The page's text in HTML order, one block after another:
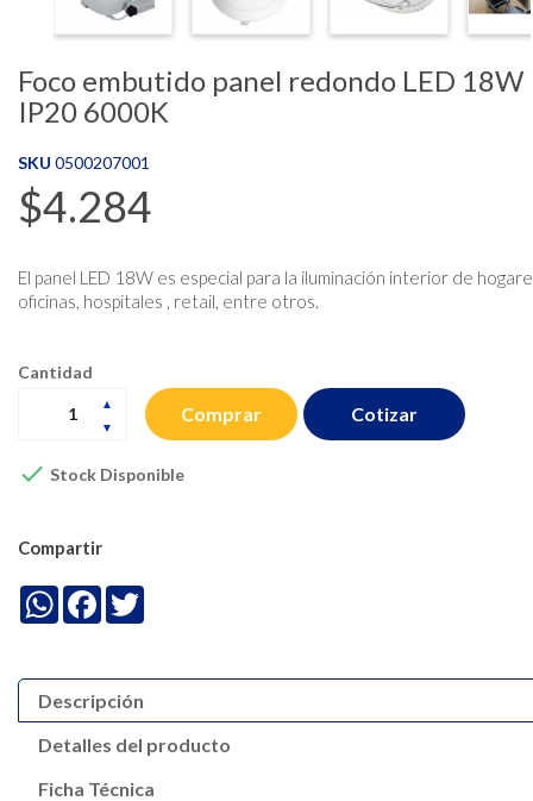
Foco embutido panel redondo LED 18W
IP20 6000K
SKU 0500207001
$4.284
El panel LED 18W es especial para la iluminación interior de
oficinas, hospitales , retail, entre otros.
Cantidad
Comprar
 Stock Disponible
Cotizar
Compartir
WhatsApp
Facebook
Descripción
Detalles del producto
Ficha Técnica